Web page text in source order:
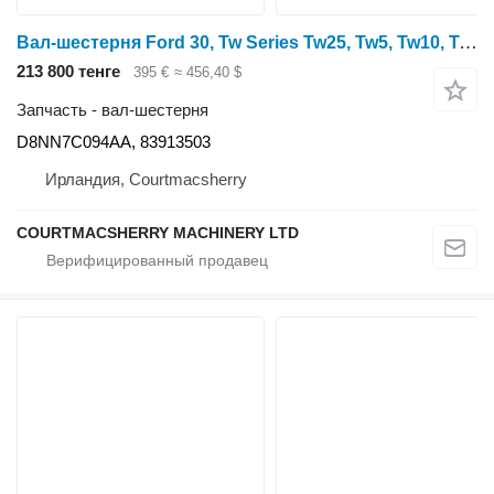
Вал-шестерня Ford 30, Tw Series Tw25, Tw5, Tw10, Tw20 Main Shaft 83913503, D8nn7c D8NN7C094AA для трактора колесного Ford 8530, 8630, 8730
213 800 тенге 395 € ≈ 456,40 $
Запчасть - вал-шестерня
D8NN7C094AA, 83913503
Ирландия, Courtmacsherry
COURTMACSHERRY MACHINERY LTD